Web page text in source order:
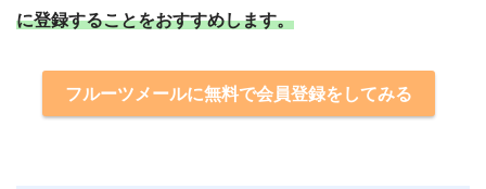
に登録することをおすすめします。
フルーツメールに無料で会員登録をしてみる